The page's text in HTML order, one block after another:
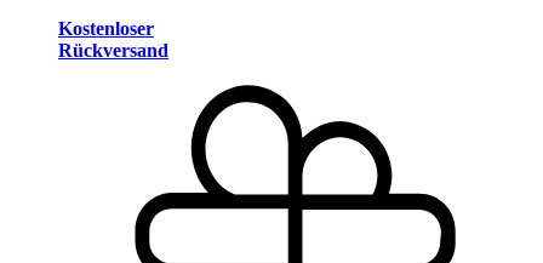
Kostenloser
Rückversand